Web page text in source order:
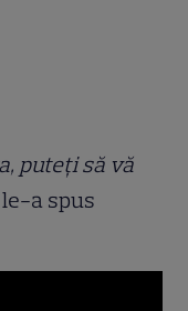
puteți să vă
le-a spus